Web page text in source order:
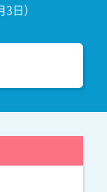
日）